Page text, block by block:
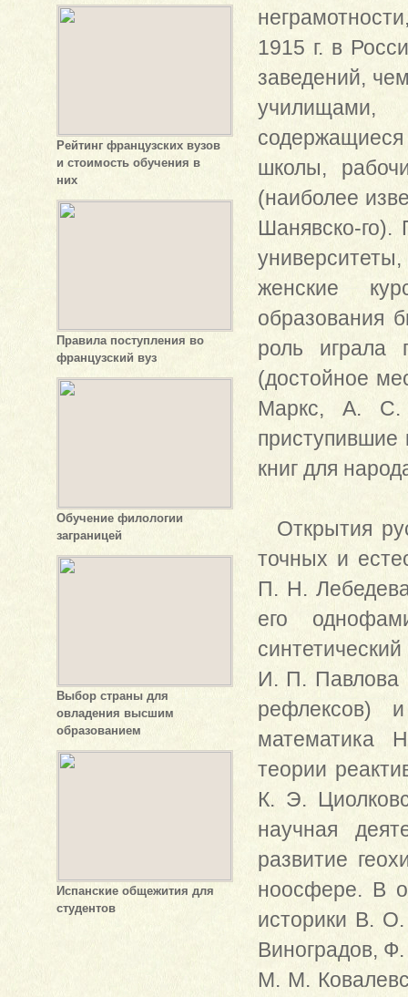
Рейтинг французских вузов
и стоимость обучения в
них
Правила поступления во
французский вуз
Обучение филологии
заграницей
Выбор страны для
овладения высшим
образованием
Испанские общежития для
студентов
1915 г. в
заведений,
училищами,
школы,
(наиболее
Шанявско-го).
женские
образования
роль играла
(достойное
Маркс, А. С.
книг для
Открытия
точных и
П. Н.
его
И. П. Павлова
рефлексов)
математика
теории
К. Э.
научная
развитие
ноосфере. В
историки В.
Виноградов,
М. М.